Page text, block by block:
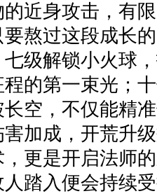
近身攻击，有
熬过这段成长
级解锁小火球
的第一束光；
空，不仅能精
加成，开荒升
更是开启法师
踏入便会持续